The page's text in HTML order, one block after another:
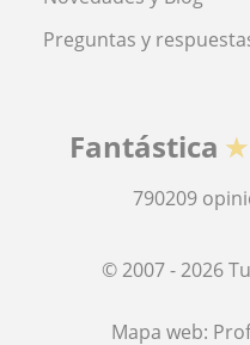
Preguntas y
Fantástica
790209
© 2007 - 2026
Mapa web: